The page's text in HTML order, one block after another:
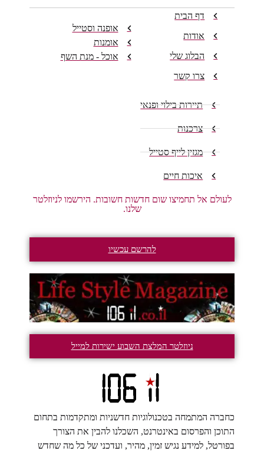
דף הבית
אודות
הבלוג שלי
צרו קשר
אופנה וסטייל
אומנות
אוכל - מנת השף
תיירות בילוי ופנאי
צרכנות
מגזין לייף סטייל
איכות חיים
לעולם אל תחמיצו שום חדשות חשובות. הירשמו לניוזלטר
שלנו.
להרשם עכשיו
ניוזלטר המלצת השבוע ישירות למייל
כחברה המתמחה בטכנולוגיות חדשניות ומתקדמות בתחום
התוכן והפרסום באינטרנט, השכלנו להבין את הצורך
בפורטל, למידע נגיש זמין, מהיר, ועדכני של כל מה שחדש